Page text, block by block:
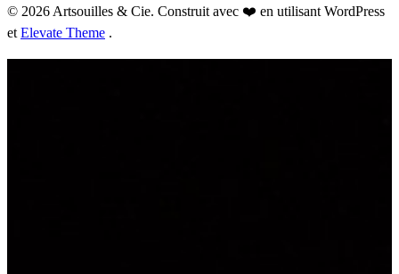
© 2026 Artsouilles & Cie. Construit avec ❤️ en utilisant WordPress
et Elevate Theme .